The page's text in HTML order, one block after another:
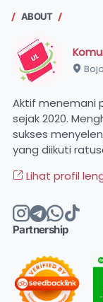
ABOUT
Aktif menemani
sejak 2020.
sukses
yang diikuti
Lihat profil
Partnership